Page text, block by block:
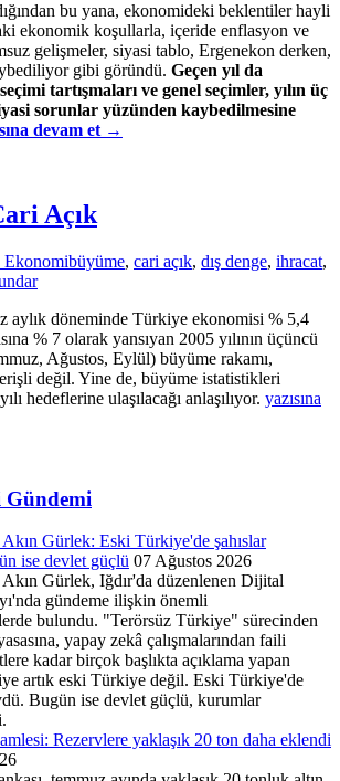
bu yana, ekonomideki beklentiler hayli
ekonomik koşullarla, içeride enflasyon ve
gelişmeler, siyasi tablo, Ergenekon derken,
gibi göründü. Geçen yıl da
tartışmaları ve genel seçimler, yılın üç
sorunlar yüzünden kaybedilmesine
devam et →
Açık
büyüme, cari açık, dış denge, ihracat,
aylık döneminde Türkiye ekonomisi % 5,4
% 7 olarak yansıyan 2005 yılının üçüncü
Ağustos, Eylül) büyüme rakamı,
değil. Yine de, büyüme istatistikleri
hedeflerine ulaşılacağı anlaşılıyor. Büyüme
yazısına
Gürlek: Eski Türkiye'de şahıslar
ise devlet güçlü 07 Ağustos 2026
Gürlek, Iğdır'da düzenlenen Dijital
gündeme ilişkin önemli
bulundu. "Terörsüz Türkiye" sürecinden
yapay zekâ çalışmalarından faili
kadar birçok başlıkta açıklama yapan
artık eski Türkiye değil. Eski Türkiye'de
Bugün ise devlet güçlü, kurumlar
Rezervlere yaklaşık 20 ton daha eklendi